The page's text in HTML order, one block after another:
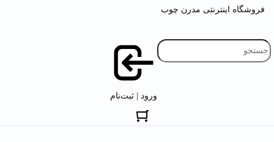
فروشگاه اینترنتی مدرن چوب
ورود | ثبت‌نام